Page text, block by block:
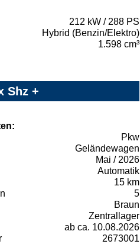
212 kW / 288 PS
Hybrid (Benzin/Elektro)
1.598 cm³
Shz +
Pkw
Geländewagen
Mai / 2026
Automatik
15 km
5
Braun
Zentrallager
ab ca. 10.08.2026
2673001